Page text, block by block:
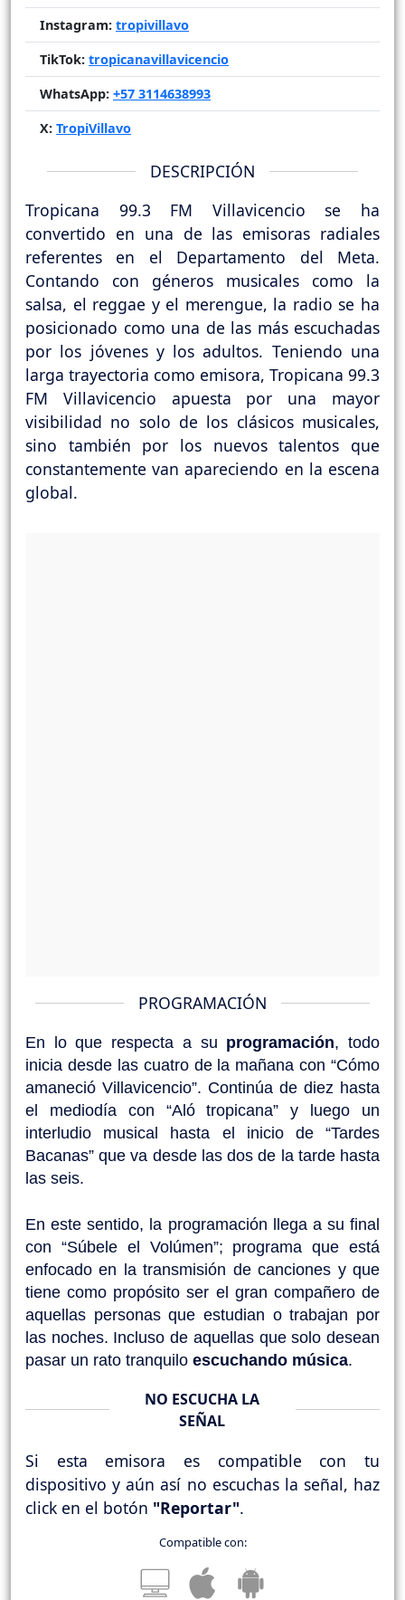
Instagram: tropivillavo
TikTok: tropicanavillavicencio
WhatsApp: +57 3114638993
X: TropiVillavo
DESCRIPCIÓN
Tropicana 99.3 FM Villavicencio se ha
convertido en una de las emisoras radiales
referentes en el Departamento del Meta.
Contando con géneros musicales como la
salsa, el reggae y el merengue, la radio se ha
posicionado como una de las más escuchadas
por los jóvenes y los adultos. Teniendo una
larga trayectoria como emisora, Tropicana 99.3
FM Villavicencio apuesta por una mayor
visibilidad no solo de los clásicos musicales,
sino también por los nuevos talentos que
constantemente van apareciendo en la escena
global.
PROGRAMACIÓN
En lo que respecta a su programación, todo
inicia desde las cuatro de la mañana con “Cómo
amaneció Villavicencio”. Continúa de diez hasta
el mediodía con “Aló tropicana” y luego un
interludio musical hasta el inicio de “Tardes
Bacanas” que va desde las dos de la tarde hasta
las seis.
En este sentido, la programación llega a su final
con “Súbele el Volúmen”; programa que está
enfocado en la transmisión de canciones y que
tiene como propósito ser el gran compañero de
aquellas personas que estudian o trabajan por
las noches. Incluso de aquellas que solo desean
pasar un rato tranquilo escuchando música.
NO ESCUCHA LA
SEÑAL
Si esta emisora es compatible con tu
dispositivo y aún así no escuchas la señal, haz
click en el botón "Reportar".
Compatible con: